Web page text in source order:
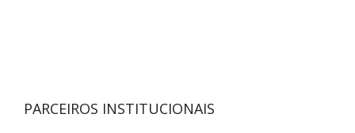
PARCEIROS INSTITUCIONAIS